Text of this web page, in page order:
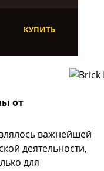
КУПИТЬ
от
важнейшей
деятельности,
для